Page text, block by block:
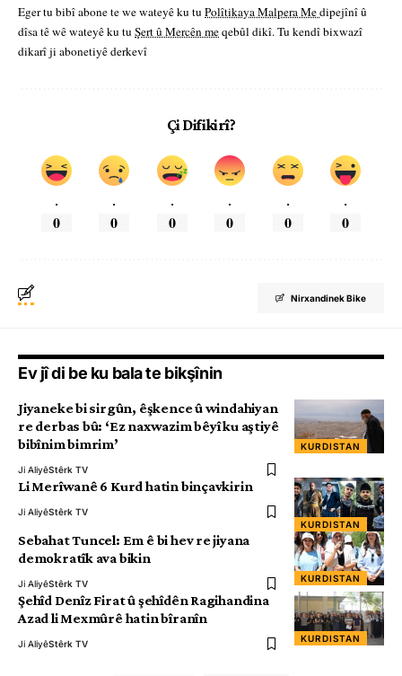
Eger tu bibî abone te we wateyê ku tu Polîtikaya Malpera Medipejînî û
dîsa tê wê wateyê ku tu Şert û Mercên meqebûl dikî. Tu kendî bixwazî
dikarî ji abonetiyê derkevî
Çi Difikirî?
.
0
.
0
.
0
.
0
.
0
.
0
Nirxandinek Bike
Ev jî di be ku bala te bikşînin
KURDISTAN
Jiyaneke bi sirgûn, êşkence û windahiyan
re derbas bû: ‘Ez naxwazim bêyî ku aştiyê
bibînim bimrim’
Ji AliyêStêrk TV
KURDISTAN
Li Merîwanê 6 Kurd hatin binçavkirin
Ji AliyêStêrk TV
KURDISTAN
Sebahat Tuncel: Em ê bi hev re jiyana
demokratîk ava bikin
Ji AliyêStêrk TV
KURDISTAN
Şehîd Denîz Firat û şehîdên Ragihandina
Azad li Mexmûrê hatin bîranîn
Ji AliyêStêrk TV